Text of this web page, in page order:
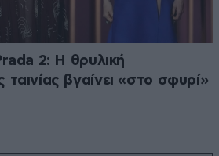
2: Η θρυλική
βγαίνει «στο σφυρί»